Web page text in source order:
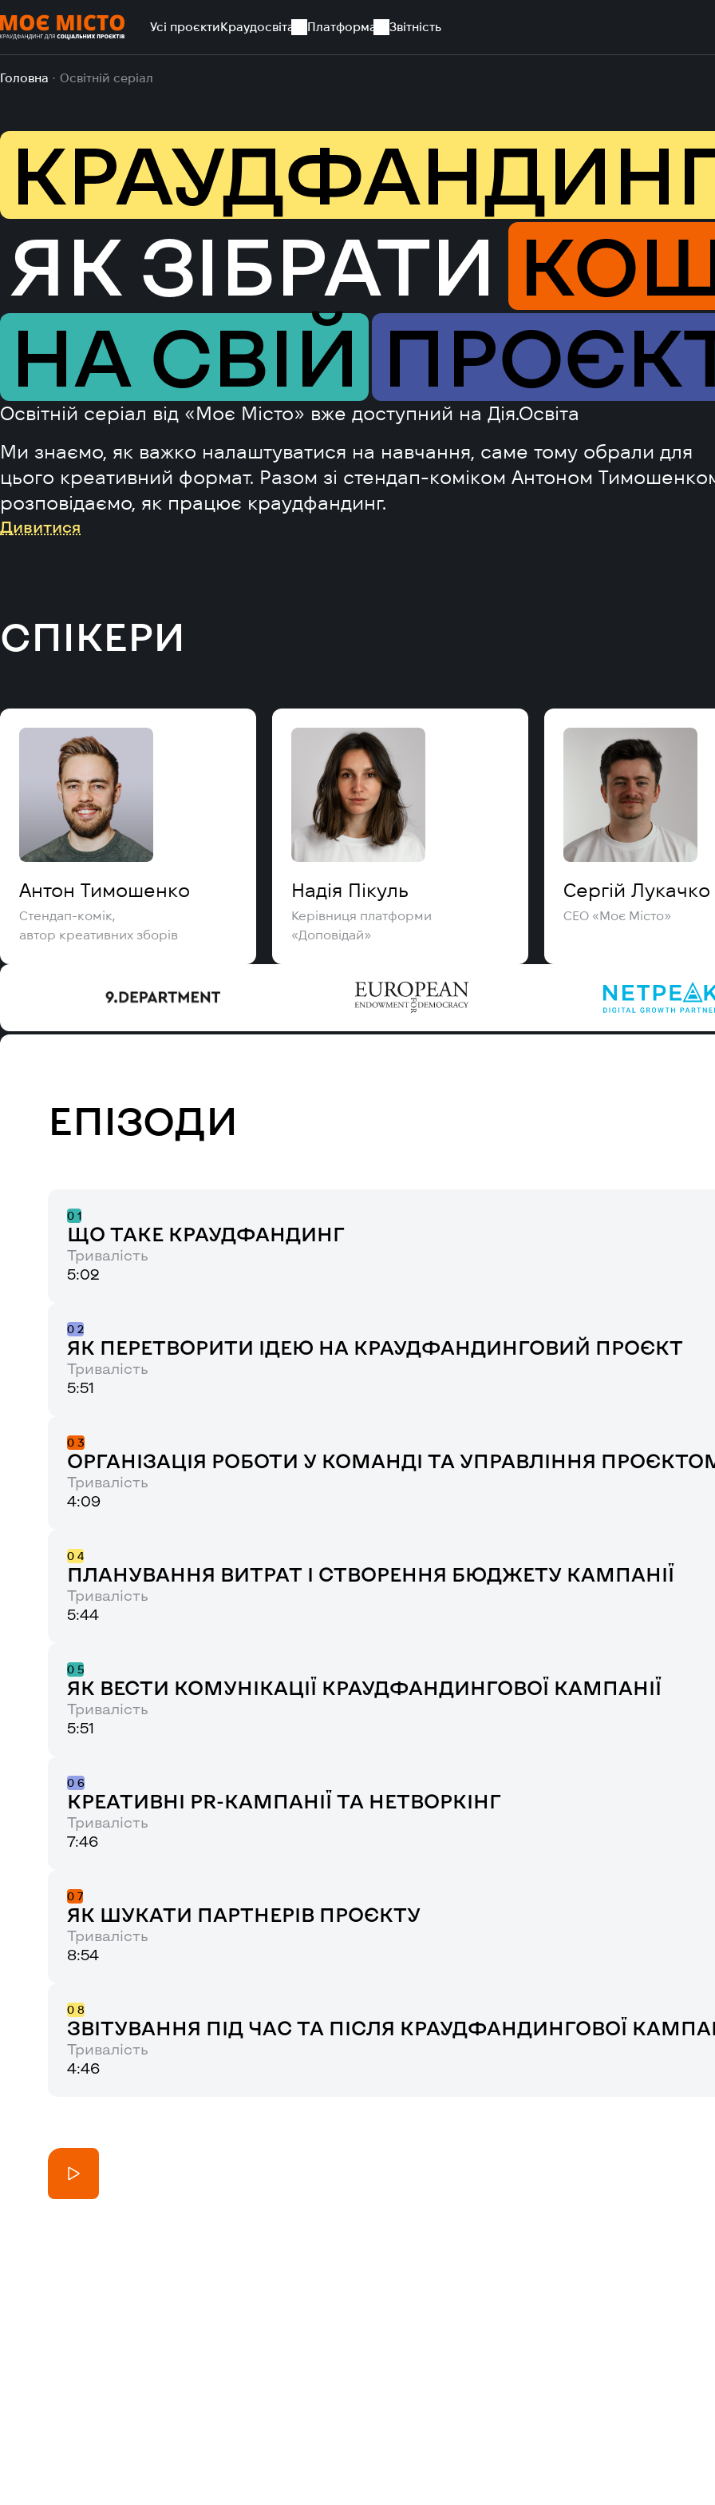
Усі проєктиКраудосвіта Платформа Звітність
Головна Освітній серіал
ЯК ЗІБРАТИ
НА СВІЙ
Освітній серіал від «Моє Місто» вже доступний на Дія.Освіта
Ми знаємо, як важко налаштуватися на навчання, саме тому обрали для
цього креативний формат. Разом зі стендап-коміком Антоном
розповідаємо, як працює краудфандинг.
Дивитися
СПІКЕРИ
Антон Тимошенко
Стендап-комік,
автор креативних зборів
Надія Пікуль
Керівниця платформи
«Доповідай»
Сергій Лукачко
СЕО «Моє Місто»
ЕПІЗОДИ
0 1
ЩО ТАКЕ КРАУДФАНДИНГ
Тривалість
5:02
0 2
ЯК ПЕРЕТВОРИТИ ІДЕЮ НА КРАУДФАНДИНГОВИЙ ПРОЄКТ
Тривалість
5:51
0 3
ОРГАНІЗАЦІЯ РОБОТИ У КОМАНДІ ТА УПРАВЛІННЯ
Тривалість
4:09
0 4
ПЛАНУВАННЯ ВИТРАТ І СТВОРЕННЯ БЮДЖЕТУ КАМПАНІЇ
Тривалість
5:44
0 5
ЯК ВЕСТИ КОМУНІКАЦІЇ КРАУДФАНДИНГОВОЇ КАМПАНІЇ
Тривалість
5:51
0 6
КРЕАТИВНІ PR-КАМПАНІЇ ТА НЕТВОРКІНГ
Тривалість
7:46
0 7
ЯК ШУКАТИ ПАРТНЕРІВ ПРОЄКТУ
Тривалість
8:54
0 8
ЗВІТУВАННЯ ПІД ЧАС ТА ПІСЛЯ КРАУДФАНДИНГОВОЇ
Тривалість
4:46